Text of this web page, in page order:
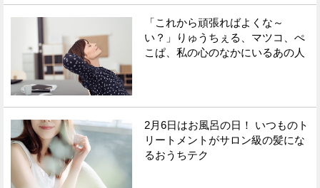
「これから頑張ればよくな～
い？」りゅうちぇる、マツコ、ぺ
こぱ、私の心のなかにいるあの人
2月6日はお風呂の日！ いつものト
リートメントがサロン級の髪にな
るおうちテク